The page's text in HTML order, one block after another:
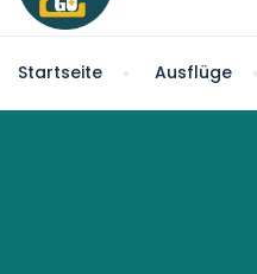
Startseite Ausflüge